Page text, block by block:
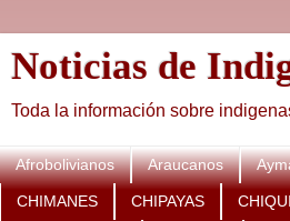
Noticias de
Toda la información sobre
Afrobolivianos Araucanos
CHIMANES CHIPAYAS